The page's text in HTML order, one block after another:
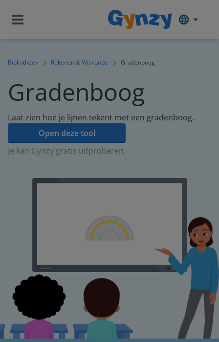
Bibliotheek Rekenen & Wiskunde Gradenboog
Gradenboog
Laat zien hoe je lijnen tekent met een gradenboog.
Open deze tool
Je kan Gynzy gratis uitproberen.